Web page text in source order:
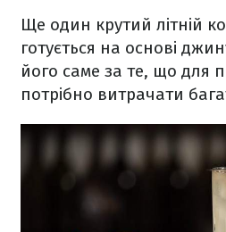
Ще один крутий літній
готується на основі
його саме за те, що для
потрібно витрачати